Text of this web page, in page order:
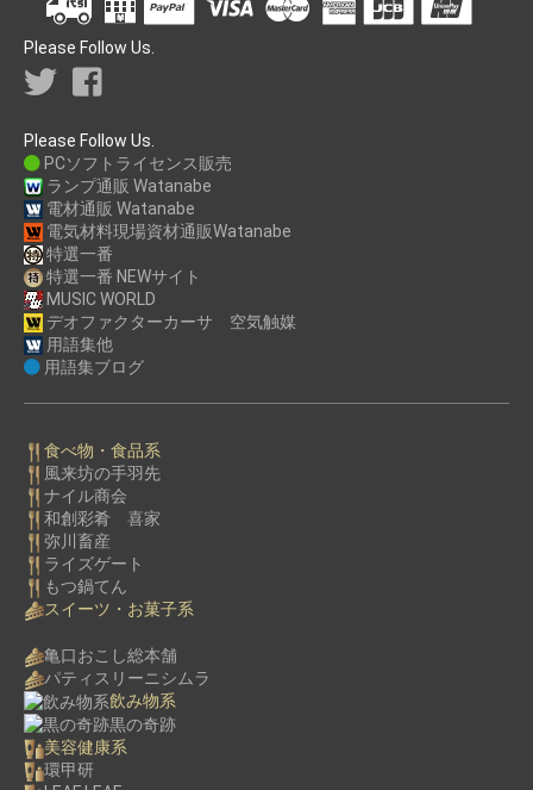
Please Follow Us.
Please Follow Us.
PCソフトライセンス販売
ランプ通販 Watanabe
電材通販 Watanabe
電気材料現場資材通販Watanabe
特選一番
特選一番 NEWサイト
MUSIC WORLD
デオファクターカーサ 空気触媒
用語集他
用語集ブログ
食べ物・食品系
風来坊の手羽先
ナイル商会
和創彩肴 喜家
弥川畜産
ライズゲート
もつ鍋てん
スイーツ・お菓子系
亀口おこし総本舗
パティスリーニシムラ
飲み物系
黒の奇跡
美容健康系
環甲研